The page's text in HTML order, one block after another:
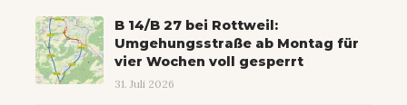
B 14/B 27 bei Rottweil:
Umgehungsstraße ab Montag für
vier Wochen voll gesperrt
31. Juli 2026